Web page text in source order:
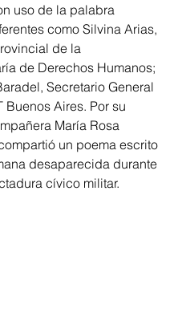
uso de la palabra
como Silvina Arias,
de la
de Derechos Humanos;
Secretario General
Buenos Aires. Por su
María Rosa
un poema escrito
desaparecida durante
cívico militar.